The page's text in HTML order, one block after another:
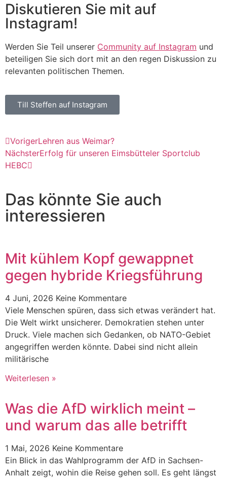
Diskutieren Sie mit auf
Instagram!
Werden Sie Teil unserer Community auf Instagram und
beteiligen Sie sich dort mit an den regen Diskussion zu
relevanten politischen Themen.
Till Steffen auf Instagram
VorigerLehren aus Weimar?
NächsterErfolg für unseren Eimsbütteler Sportclub
HEBC
Das könnte Sie auch
interessieren
Mit kühlem Kopf gewappnet
gegen hybride Kriegsführung
4 Juni, 2026 Keine Kommentare
Viele Menschen spüren, dass sich etwas verändert hat.
Die Welt wirkt unsicherer. Demokratien stehen unter
Druck. Viele machen sich Gedanken, ob NATO-Gebiet
angegriffen werden könnte. Dabei sind nicht allein
militärische
Weiterlesen »
Was die AfD wirklich meint –
und warum das alle betrifft
1 Mai, 2026 Keine Kommentare
Ein Blick in das Wahlprogramm der AfD in Sachsen-
Anhalt zeigt, wohin die Reise gehen soll. Es geht längst